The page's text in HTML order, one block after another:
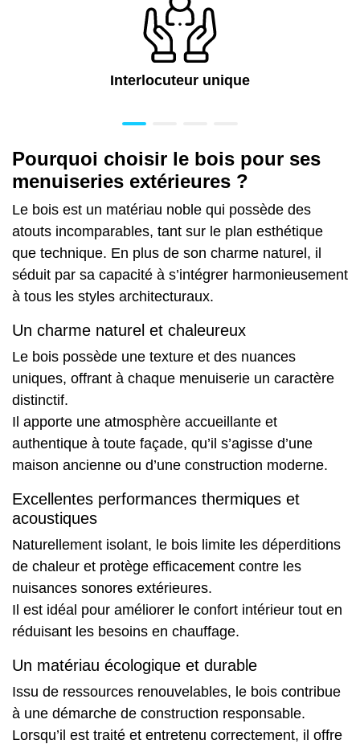
Interlocuteur unique
Pourquoi choisir le bois pour ses
menuiseries extérieures ?
Le bois est un matériau noble qui possède des
atouts incomparables, tant sur le plan esthétique
que technique. En plus de son charme naturel, il
séduit par sa capacité à s’intégrer harmonieusement
à tous les styles architecturaux.
Un charme naturel et chaleureux
Le bois possède une texture et des nuances
uniques, offrant à chaque menuiserie un caractère
distinctif.
Il apporte une atmosphère accueillante et
authentique à toute façade, qu’il s’agisse d’une
maison ancienne ou d’une construction moderne.
Excellentes performances thermiques et
acoustiques
Naturellement isolant, le bois limite les déperditions
de chaleur et protège efficacement contre les
nuisances sonores extérieures.
Il est idéal pour améliorer le confort intérieur tout en
réduisant les besoins en chauffage.
Un matériau écologique et durable
Issu de ressources renouvelables, le bois contribue
à une démarche de construction responsable.
Lorsqu’il est traité et entretenu correctement, il offre